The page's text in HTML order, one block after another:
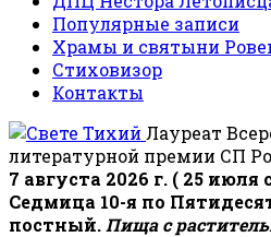
Популярные записи
Храмы и святыни
Стиховизор
Контакты
Лауреат
литературной премии СП
7 августа 2026 г. ( 25 июля
Седмица 10-я по
постный. Пища с